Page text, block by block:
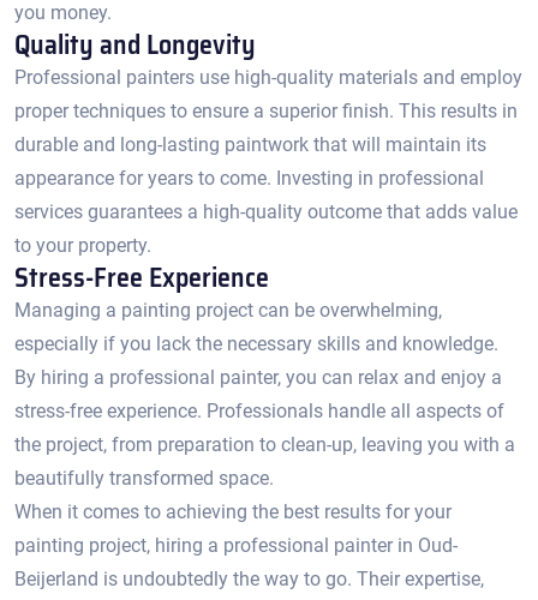
you money.​
Quality and Longevity
Professional painters use high-quality materials and employ
proper techniques to ensure a superior finish. This results in
durable and long-lasting paintwork that will maintain its
appearance for years to come.​ Investing in professional
services guarantees a high-quality outcome that adds value
to your property.
Stress-Free Experience
Managing a painting project can be overwhelming,
especially if you lack the necessary skills and knowledge.​
By hiring a professional painter, you can relax and enjoy a
stress-free experience.​ Professionals handle all aspects of
the project, from preparation to clean-up, leaving you with a
beautifully transformed space.
When it comes to achieving the best results for your
painting project, hiring a professional painter in Oud-
Beijerland is undoubtedly the way to go.​ Their expertise,